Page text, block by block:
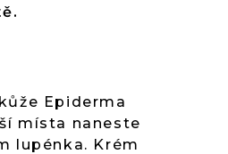
Epiderma
místa naneste
lupénka. Krém